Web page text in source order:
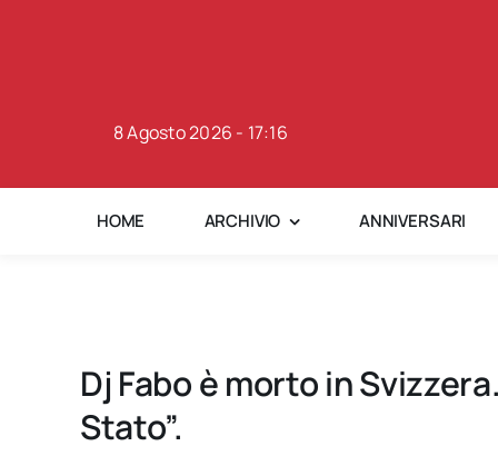
8 Agosto 2026 - 17:16
HOME ARCHIVIO ANNIVERSARI
Dj Fabo è morto in
Stato”.